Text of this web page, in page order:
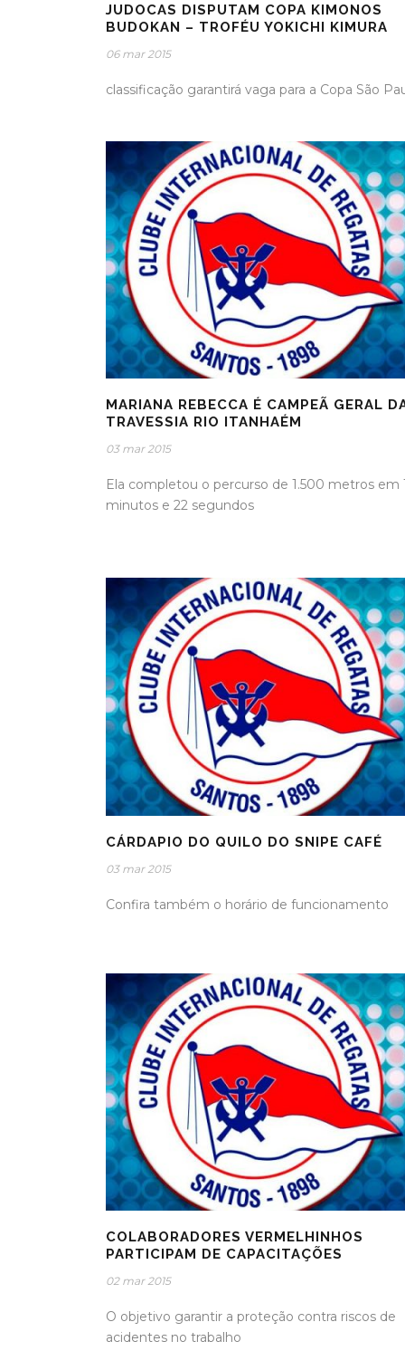
JUDOCAS DISPUTAM COPA KIMONOS
BUDOKAN – TROFÉU YOKICHI KIMURA
06 mar 2015
classificação garantirá vaga para a Copa São
MARIANA REBECCA É CAMPEÃ GERAL
TRAVESSIA RIO ITANHAÉM
03 mar 2015
Ela completou o percurso de 1.500 metros em
minutos e 22 segundos
CÁRDAPIO DO QUILO DO SNIPE CAFÉ
03 mar 2015
Confira também o horário de funcionamento
COLABORADORES VERMELHINHOS
PARTICIPAM DE CAPACITAÇÕES
02 mar 2015
O objetivo garantir a proteção contra riscos de
acidentes no trabalho